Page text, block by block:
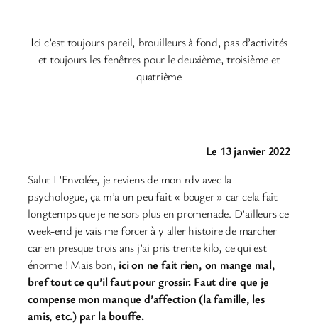
Ici c’est toujours pareil, brouilleurs à fond, pas d’activités
et toujours les fenêtres pour le deuxième, troisième et
quatrième
Le 13 janvier 2022
Salut L’Envolée, je reviens de mon rdv avec la
psychologue, ça m’a un peu fait « bouger » car cela fait
longtemps que je ne sors plus en promenade. D’ailleurs ce
week-end je vais me forcer à y aller histoire de marcher
car en presque trois ans j’ai pris trente kilo, ce qui est
énorme ! Mais bon, ici on ne fait rien, on mange mal,
bref tout ce qu’il faut pour grossir. Faut dire que je
compense mon manque d’affection (la famille, les
amis, etc.) par la bouffe.